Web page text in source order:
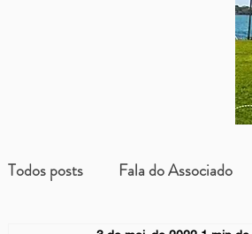
Todos posts Fala do Associado